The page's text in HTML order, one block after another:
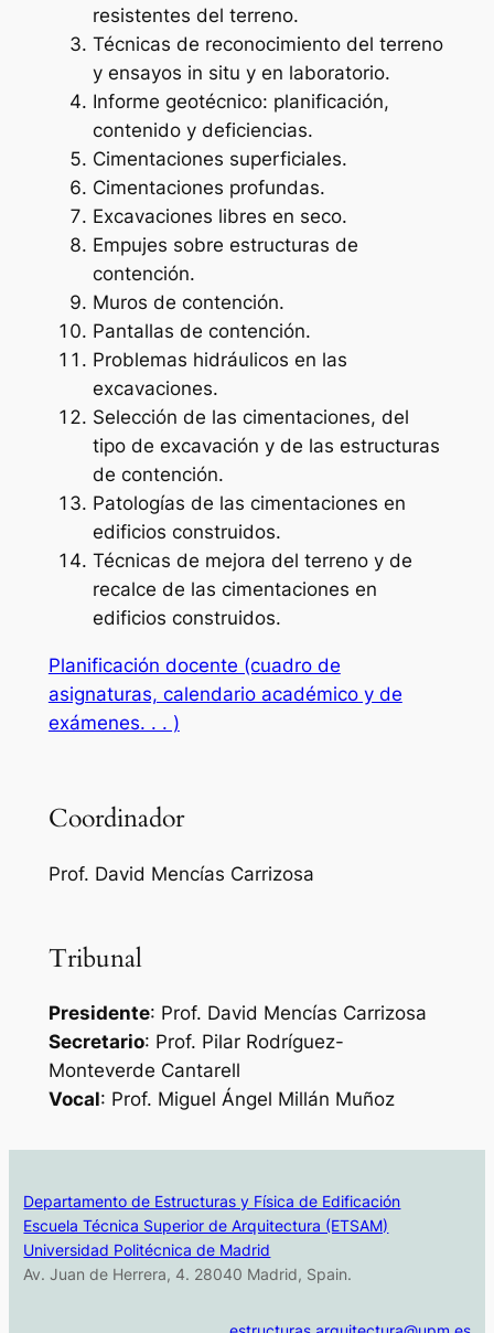
resistentes del terreno.
Técnicas de reconocimiento del terreno
y ensayos in situ y en laboratorio.
Informe geotécnico: planificación,
contenido y deficiencias.
Cimentaciones superficiales.
Cimentaciones profundas.
Excavaciones libres en seco.
Empujes sobre estructuras de
contención.
Muros de contención.
Pantallas de contención.
Problemas hidráulicos en las
excavaciones.
Selección de las cimentaciones, del
tipo de excavación y de las estructuras
de contención.
Patologías de las cimentaciones en
edificios construidos.
Técnicas de mejora del terreno y de
recalce de las cimentaciones en
edificios construidos.
Planificación docente (cuadro de
asignaturas, calendario académico y de
exámenes. . . )
Coordinador
Prof. David Mencías Carrizosa
Tribunal
Presidente: Prof. David Mencías Carrizosa
Secretario: Prof. Pilar Rodríguez-
Monteverde Cantarell
Vocal: Prof. Miguel Ángel Millán Muñoz
Departamento de Estructuras y Física de Edificación
Escuela Técnica Superior de Arquitectura (ETSAM)
Universidad Politécnica de Madrid
Av. Juan de Herrera, 4. 28040 Madrid, Spain.